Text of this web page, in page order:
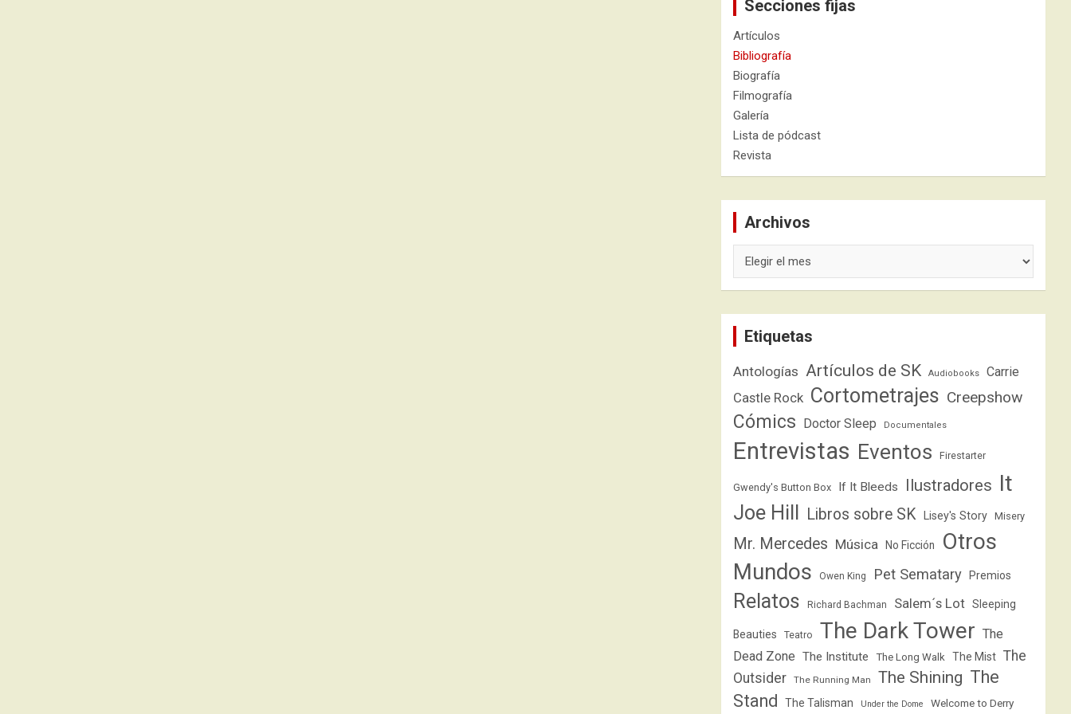
Secciones fijas
Artículos
Bibliografía
Biografía
Filmografía
Galería
Lista de pódcast
Revista
Archivos
Etiquetas
Antologías Artículos de SK Audiobooks Carrie
Castle Rock Cortometrajes Creepshow
Cómics Doctor Sleep Documentales
Entrevistas Eventos Firestarter
Gwendy's Button Box If It Bleeds Ilustradores It
Joe Hill Libros sobre SK Lisey's Story Misery
Mr. Mercedes Música No Ficción
Otros
Mundos
Owen King Pet Sematary Premios
Relatos Richard Bachman Salem´s Lot Sleeping
Beauties Teatro The Dark Tower The
Dead Zone The Institute The Long Walk The Mist The
Outsider
The Running Man The Shining The
Stand
The Talisman Under the Dome Welcome to Derry